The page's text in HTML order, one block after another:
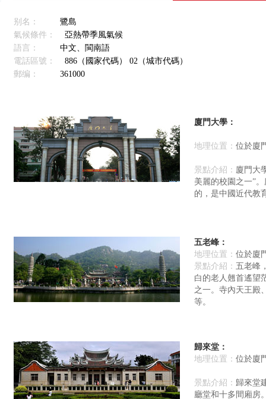
别名： 鷺島
氣候條件： 亞熱帶季風氣候
語言： 中文、閩南語
電話區號： 886（國家代碼） 02（城市代碼）
郵编： 361000
廈門大學：
地理位置： 位於廈
景點介紹： 廈門大
美麗的校園之一”
的，是中國近代教
五老峰：
地理位置： 位於廈
景點介紹： 五老峰
白的老人翹首遙望
之一。寺內天王殿
等。
歸來堂 ：
地理位置： 位於廈
景點介紹： 歸來堂
廳堂和十多間廂房